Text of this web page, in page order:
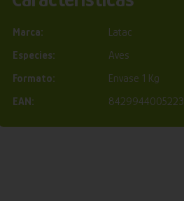
Marca:
Latac
Especies:
Aves
Formato:
Envase 1 Kg
EAN:
8429944005223